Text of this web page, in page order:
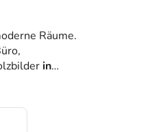
Räume.
in